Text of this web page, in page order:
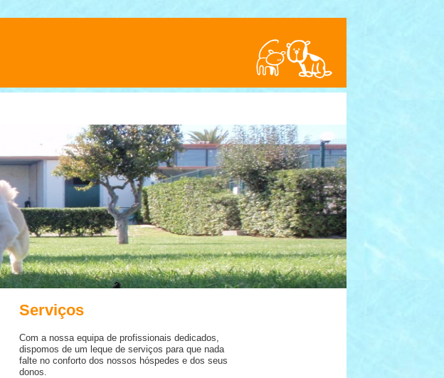
Serviços
Com a nossa equipa de profissionais dedicados,
dispomos de um leque de serviços para que nada
falte no conforto dos nossos hóspedes e dos seus
donos.